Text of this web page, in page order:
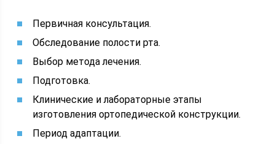
Первичная консультация.
Обследование полости рта.
Выбор метода лечения.
Подготовка.
Клинические и лабораторные этапы
изготовления ортопедической конструкции.
Период адаптации.